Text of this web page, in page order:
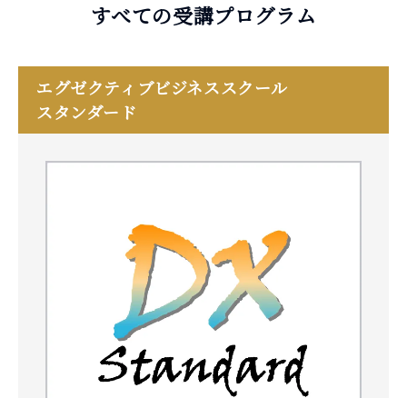
すべての受講プログラム
エグゼクティブビジネススクール
スタンダード